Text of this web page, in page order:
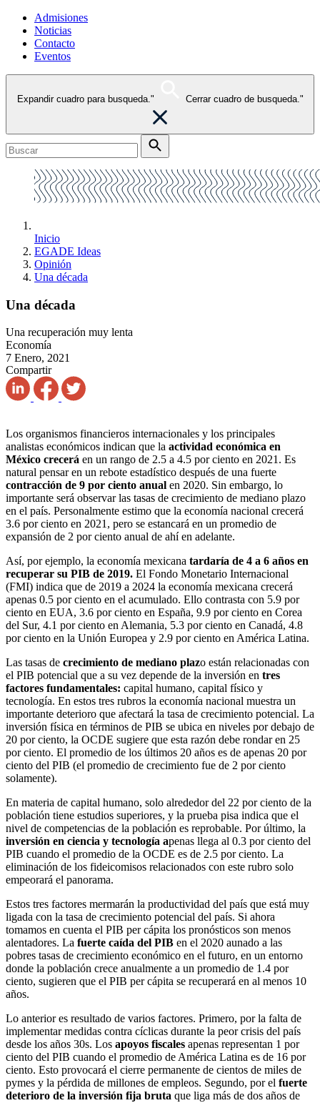
Admisiones
Noticias
Contacto
Eventos
Expandir cuadro para busqueda." Cerrar cuadro de busqueda."
Inicio
EGADE Ideas
Opinión
Una década
Una década
Una recuperación muy lenta
Economía
7 Enero, 2021
Compartir
Los organismos financieros internacionales y los principales
analistas económicos indican que la actividad económica en
México crecerá en un rango de 2.5 a 4.5 por ciento en 2021. Es
natural pensar en un rebote estadístico después de una fuerte
contracción de 9 por ciento anual en 2020. Sin embargo, lo
importante será observar las tasas de crecimiento de mediano plazo
en el país. Personalmente estimo que la economía nacional crecerá
3.6 por ciento en 2021, pero se estancará en un promedio de
expansión de 2 por ciento anual de ahí en adelante.
Así, por ejemplo, la economía mexicana tardaría de 4 a 6 años en
recuperar su PIB de 2019. El Fondo Monetario Internacional
(FMI) indica que de 2019 a 2024 la economía mexicana crecerá
apenas 0.5 por ciento en el acumulado. Ello contrasta con 5.9 por
ciento en EUA, 3.6 por ciento en España, 9.9 por ciento en Corea
del Sur, 4.1 por ciento en Alemania, 5.3 por ciento en Canadá, 4.8
por ciento en la Unión Europea y 2.9 por ciento en América Latina.
Las tasas de crecimiento de mediano plazo están relacionadas con
el PIB potencial que a su vez depende de la inversión en tres
factores fundamentales: capital humano, capital físico y
tecnología. En estos tres rubros la economía nacional muestra un
importante deterioro que afectará la tasa de crecimiento potencial. La
inversión física en términos de PIB se ubica en niveles por debajo de
20 por ciento, la OCDE sugiere que esta razón debe rondar en 25
por ciento. El promedio de los últimos 20 años es de apenas 20 por
ciento del PIB (el promedio de crecimiento fue de 2 por ciento
solamente).
En materia de capital humano, solo alrededor del 22 por ciento de la
población tiene estudios superiores, y la prueba pisa indica que el
nivel de competencias de la población es reprobable. Por último, la
inversión en ciencia y tecnología apenas llega al 0.3 por ciento del
PIB cuando el promedio de la OCDE es de 2.5 por ciento. La
eliminación de los fideicomisos relacionados con este rubro solo
empeorará el panorama.
Estos tres factores mermarán la productividad del país que está muy
ligada con la tasa de crecimiento potencial del país. Si ahora
tomamos en cuenta el PIB per cápita los pronósticos son menos
alentadores. La fuerte caída del PIB en el 2020 aunado a las
pobres tasas de crecimiento económico en el futuro, en un entorno
donde la población crece anualmente a un promedio de 1.4 por
ciento, sugieren que el PIB per cápita se recuperará en al menos 10
años.
Lo anterior es resultado de varios factores. Primero, por la falta de
implementar medidas contra cíclicas durante la peor crisis del país
desde los años 30s. Los apoyos fiscales apenas representan 1 por
ciento del PIB cuando el promedio de América Latina es de 16 por
ciento. Esto provocará el cierre permanente de cientos de miles de
pymes y la pérdida de millones de empleos. Segundo, por el fuerte
deterioro de la inversión fija bruta que liga más de dos años de